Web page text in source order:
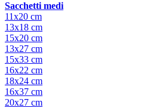
Sacchetti medi
11x20 cm
13x18 cm
15x20 cm
13x27 cm
15x33 cm
16x22 cm
18x24 cm
16x37 cm
20x27 cm